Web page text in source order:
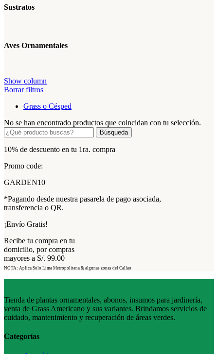
Sustratos
Aves Ornamentales
Show column
Borrar filtros
Grass o Césped
No se han encontrado productos que coincidan con tu selección.
Búsqueda
10% de descuento en tu 1ra. compra
Promo code:
GARDEN10
*Pagando desde nuestra pasarela de pago asociada,
transferencia o QR.
¡Envío Gratis!
Recibe tu compra en tu
domicilio, por compras
mayores a S/. 99.00
NOTA: Aplica Solo Lima Metropolitana & algunas zonas del Callao
Tienda de plantas ornamentales, abonos, insumos para jardinería,
venta de Grass Americano y sus variantes. Brindamos servicios de
cuidado, mantenimiento y recuperación de áreas verdes.
Categorías